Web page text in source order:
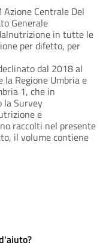
Centrale Del
Generale
in tutte le
per difetto, per
dal 2018 al
Regione Umbria e
1, che in
la Survey
e
raccolti nel presente
il volume contiene